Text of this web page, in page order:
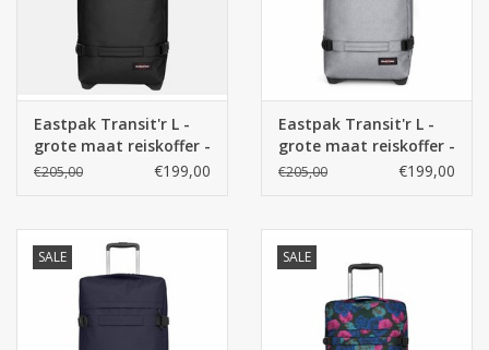
Eastpak Transit'r L -
grote maat reiskoffer -
Black
€205,00 €199,00
Eastpak Transit'r L -
grote maat reiskoffer -
Sunday Grey
€205,00 €199,00
SALE SALE